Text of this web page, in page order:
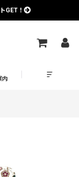
GET！
内